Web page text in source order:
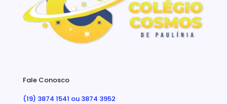
Fale Conosco
(19) 3874 1541 ou 3874 3952